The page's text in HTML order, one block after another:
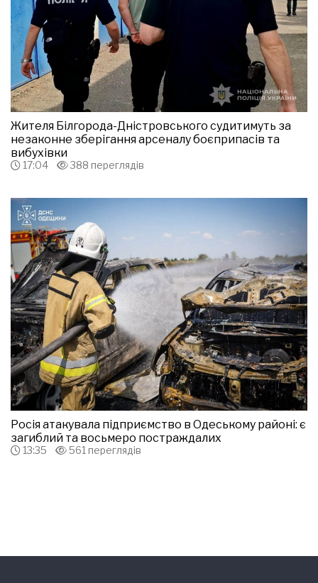
Жителя Білгорода-Дністровського судитимуть за
незаконне зберігання арсеналу боєприпасів та
вибухівки
17:04 388 переглядів
Росія атакувала підприємство в Одеському районі: є
загиблий та восьмеро постраждалих
13:35 561 переглядів